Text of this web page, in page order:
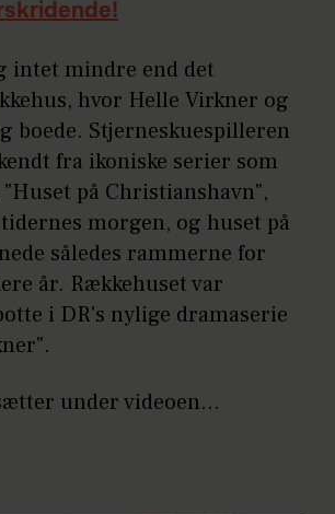
intet mindre end det
hvor Helle Virkner og
boede. Stjerneskuespilleren
fra ikoniske serier som
på Christianshavn",
morgen, og huset på
således rammerne for
år. Rækkehuset var
i DR's nylige dramaserie
under videoen...